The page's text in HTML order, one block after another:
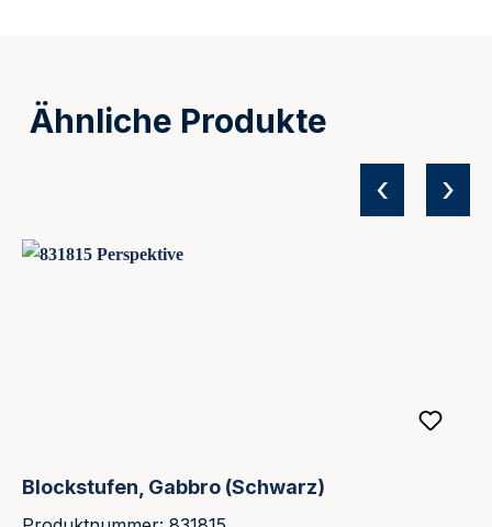
Ähnliche Produkte
Produktgalerie überspringen
Blockstufen, Gabbro (Schwarz)
‹ ›